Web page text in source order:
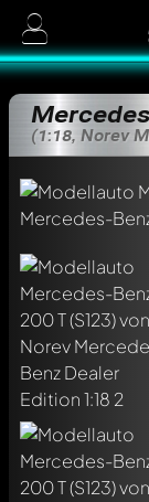
(1:18, Norev